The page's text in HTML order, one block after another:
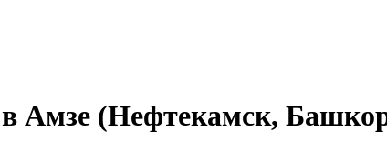
Амзе (Нефтекамск,